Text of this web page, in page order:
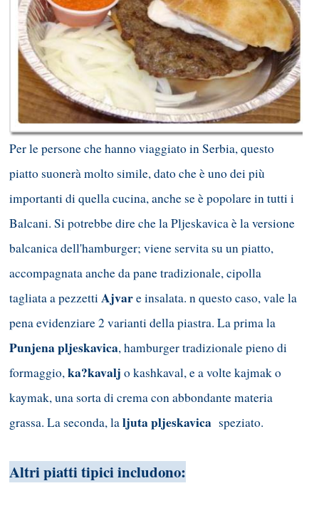
Per le persone che hanno viaggiato in Serbia, questo
piatto suonerà molto simile, dato che è uno dei più
importanti di quella cucina, anche se è popolare in tutti i
Balcani. Si potrebbe dire che la Pljeskavica è la versione
balcanica dell'hamburger; viene servita su un piatto,
accompagnata anche da pane tradizionale, cipolla
tagliata a pezzettiAjvare insalata. n questo caso, vale la
pena evidenziare 2 varianti della piastra. La prima la
Punjena pljeskavica, hamburger tradizionale pieno di
formaggio,ka?kavalj o kashkaval, e a volte kajmak o
kaymak, una sorta di crema con abbondante materia
grassa. La seconda, laljuta pljeskavica speziato.
Altri piatti tipici includono: